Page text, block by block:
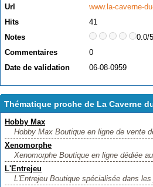
Url
www.la-caverne-
Hits
41
Notes
0.0/
Commentaires
0
Date de validation
06-08-0959
Thématique proche de La Caverne
Hobby Max
Hobby Max Boutique en ligne de vente
Xenomorphe
Xenomorphe Boutique en ligne dédiée
L'Entrejeu
L'Entrejeu Boutique spécialisée dans